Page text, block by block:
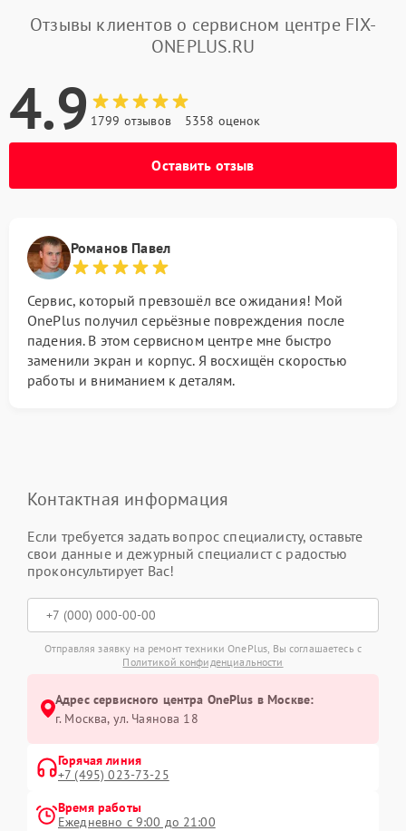
Отзывы клиентов о сервисном центре FIX-
ONEPLUS.RU
4.9 1799 отзывов 5358 оценок
Оставить отзыв
Романов Павел
Сервис, который превзошёл все ожидания! Мой
OnePlus получил серьёзные повреждения после
падения. В этом сервисном центре мне быстро
заменили экран и корпус. Я восхищён скоростью
работы и вниманием к деталям.
Контактная информация
Если требуется задать вопрос специалисту, оставьте
свои данные и дежурный специалист с радостью
проконсультирует Вас!
Отправляя заявку на ремонт техники OnePlus, Вы соглашаетесь с
Политикой конфиденциальности
Адрес сервисного центра OnePlus в Москве:
г. Москва, ул. Чаянова 18
Горячая линия
+7 (495) 023-73-25
Время работы
Ежедневно с 9:00 до 21:00